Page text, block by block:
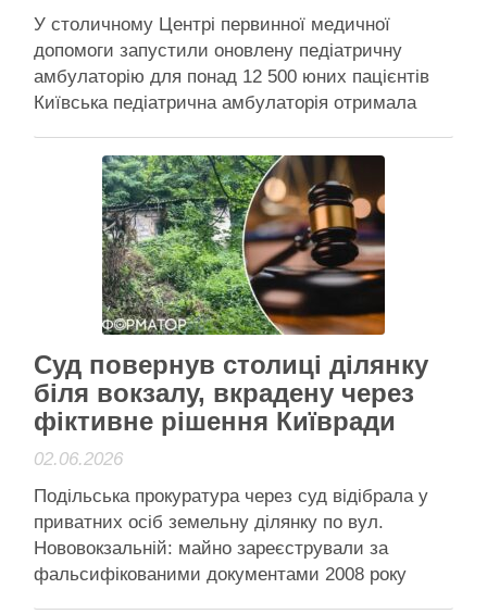
У столичному Центрі первинної медичної
допомоги запустили оновлену педіатричну
амбулаторію для понад 12 500 юних пацієнтів
Київська педіатрична амбулаторія отримала
нічну атаку на столицю, у Києві відкрили
оновлену амбулаторію для дітей – “Простір
турботи”. Заклад надає медичну допомогу
понад 12 500 дітям віком до 18 …
Читати далі
Активісти району
Суд повернув столиці ділянку
біля вокзалу, вкрадену через
фіктивне рішення Київради
02.06.2026
Подільська прокуратура через суд відібрала у
приватних осіб земельну ділянку по вул.
Нововокзальній: майно зареєстрували за
фальсифікованими документами 2008 року